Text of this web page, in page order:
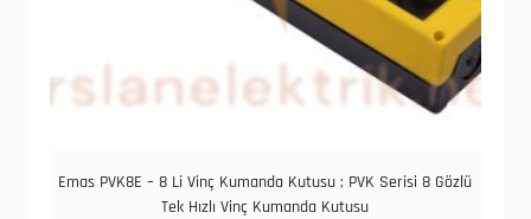
Emas PVK8E – 8 Li Vinç Kumanda Kutusu ; PVK Serisi 8 Gözlü
Tek Hızlı Vinç Kumanda Kutusu